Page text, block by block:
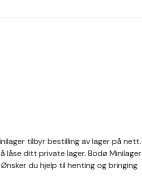
tilbyr bestilling av lager på nett.
låse ditt private lager. Bodø Minilager
du hjelp til henting og bringing